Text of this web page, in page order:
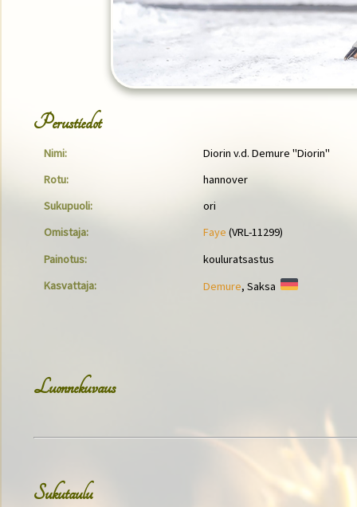
Perustiedot
Nimi:
Diorin v.d. Demure "Diorin"
Rotu:
hannover
Sukupuoli:
ori
Omistaja:
Faye (VRL-11299)
Painotus:
kouluratsastus
Kasvattaja:
Demure, Saksa
Luonnekuvaus
Sukutaulu